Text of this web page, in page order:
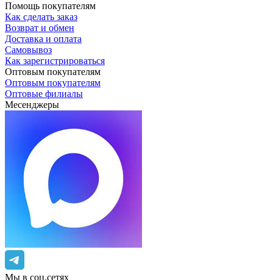
Помощь покупателям
Как сделать заказ
Возврат и обмен
Доставка и оплата
Самовывоз
Как зарегистрироваться
Оптовым покупателям
Оптовым покупателям
Оптовые филиалы
Месенджеры
Мы в соц.сетях